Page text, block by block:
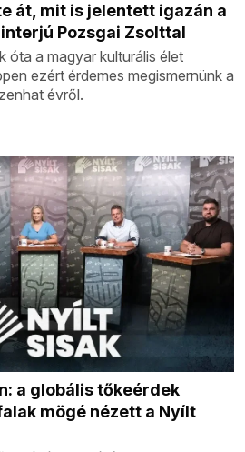
át, mit is jelentett igazán a
interjú Pozsgai Zsolttal
óta a magyar kulturális élet
ezért érdemes megismernünk a
évről.
a globális tőkeérdek
mögé nézett a Nyílt